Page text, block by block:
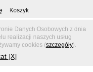
Danych Osobowych z dnia
realizacji naszych usług
cookies (szczegóły).
[X]
Koszyk